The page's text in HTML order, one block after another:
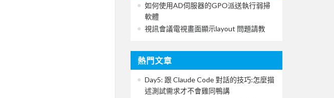
如何使用AD伺服器的GPO派送執行弱掃
軟體
視訊會議電視畫面顯示layout 問題請教
熱門文章
Day5: 跟 Claude Code 對話的技巧:怎麼描
述測試需求才不會雞同鴨講